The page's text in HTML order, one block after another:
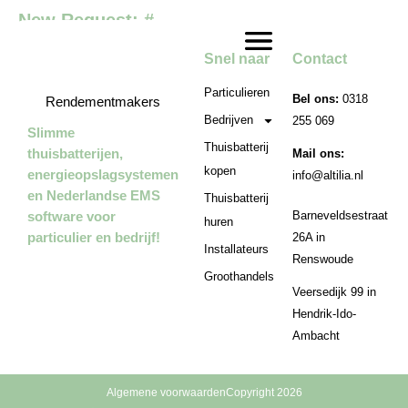
New Request: #
Rendementmakers
Slimme
thuisbatterijen,
energieopslagsystemen
en Nederlandse EMS
software voor
particulier en bedrijf!
Snel naar
Particulieren
Bedrijven
Thuisbatterij
kopen
Thuisbatterij
huren
Installateurs
Groothandels
Contact
Bel ons: 0318
255 069
Mail ons:
info@altilia.nl
Barneveldsestraat
26A in
Renswoude
Veersedijk 99 in
Hendrik-Ido-
Ambacht
Algemene voorwaardenCopyright 2026